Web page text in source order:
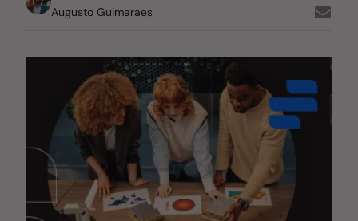
Augusto Guimaraes